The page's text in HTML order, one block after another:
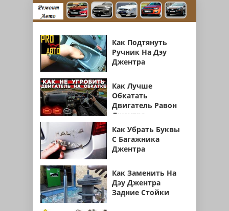
Как Подтянуть
Ручник На Дэу
Джентра
Как Лучше
Обкатать
Двигатель Равон
Джентра
Как Убрать Буквы
С Багажника
Джентра
Как Заменить На
Дэу Джентра
Задние Стойки